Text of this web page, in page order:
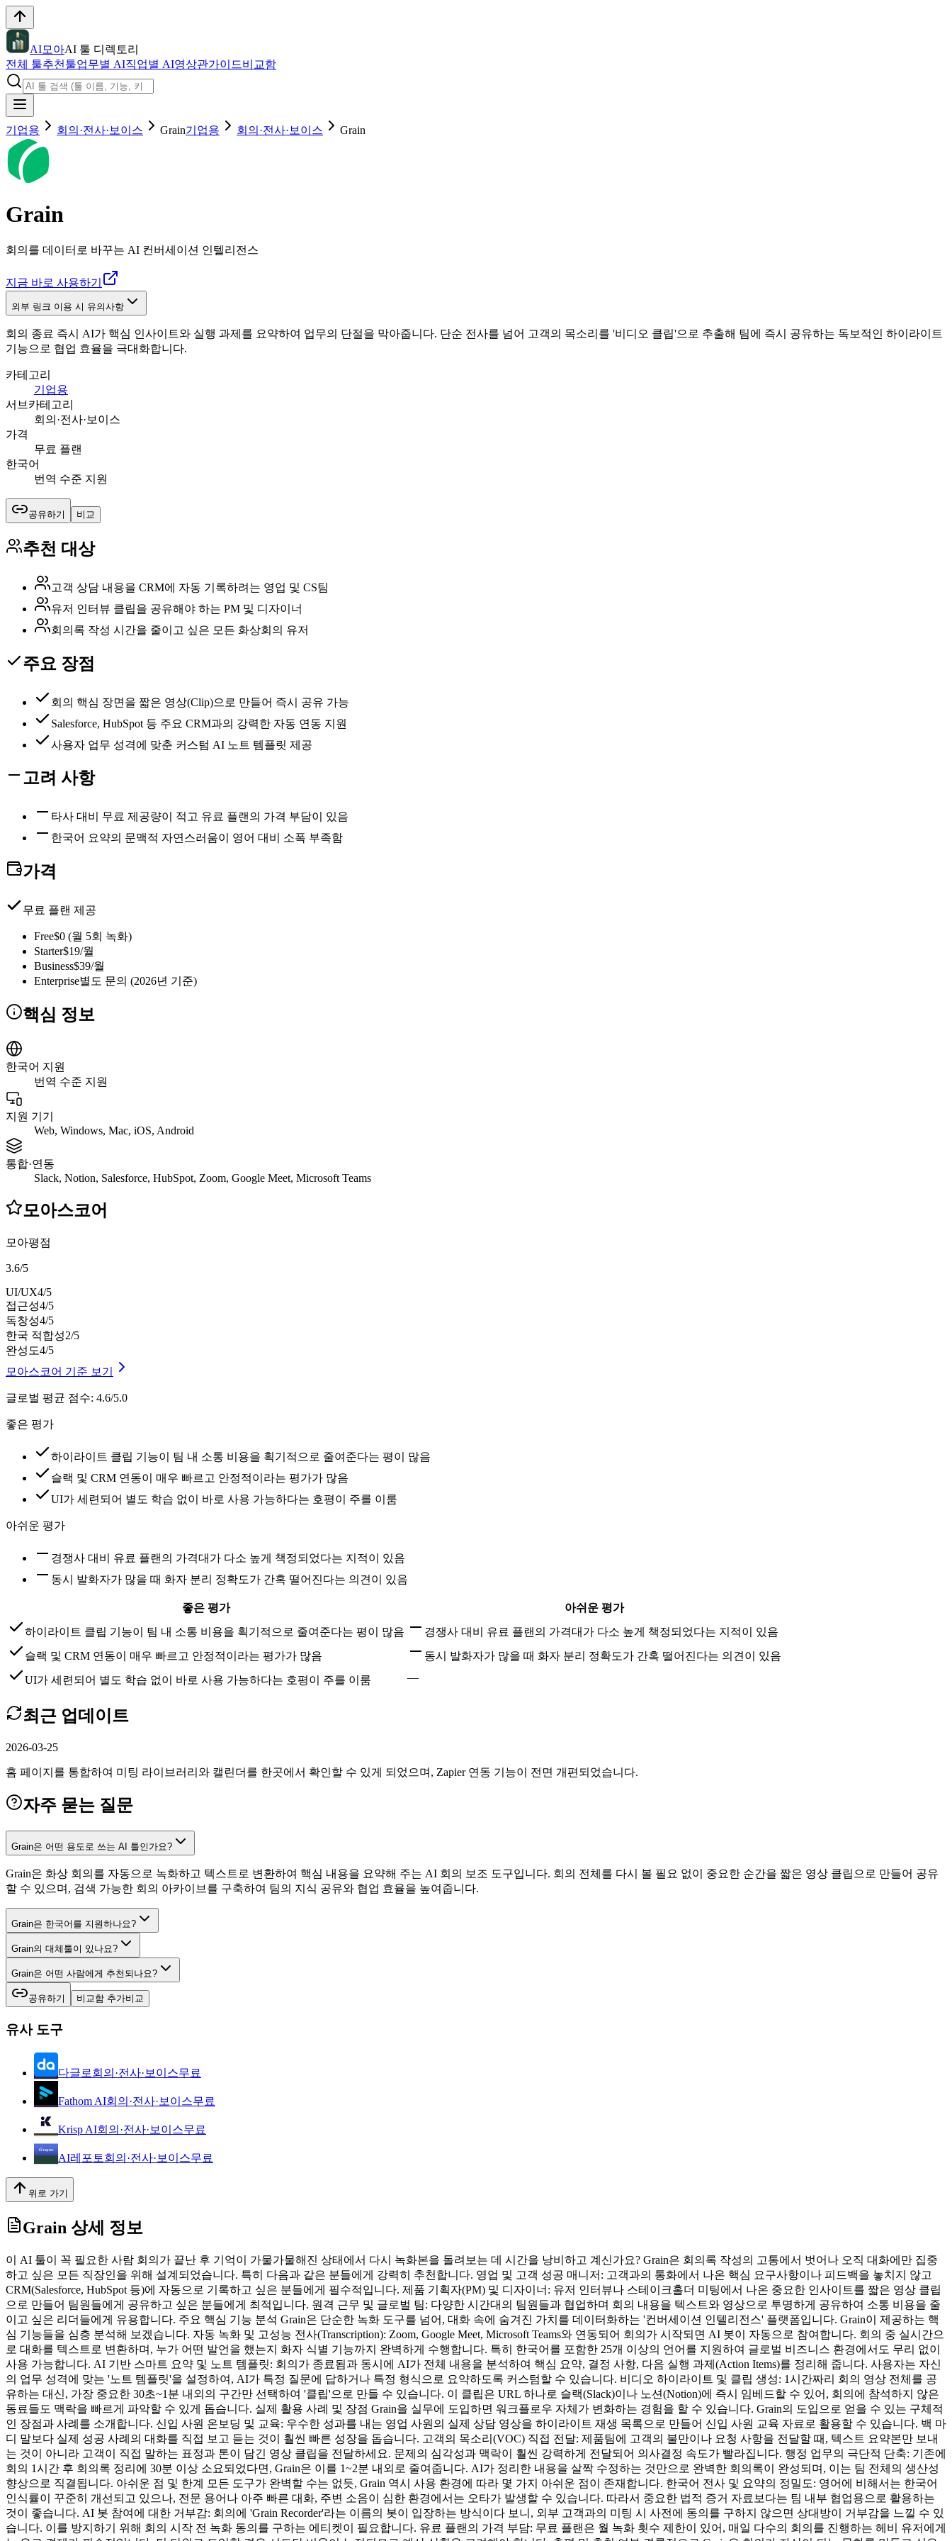
AI모아AI 툴 디렉토리
전체 툴추천툴업무별 AI직업별 AI영상관가이드비교함
기업용 회의·전사·보이스 Grain기업용 회의·전사·보이스 Grain
Grain
회의를 데이터로 바꾸는 AI 컨버세이션 인텔리전스
지금 바로 사용하기
외부 링크 이용 시 유의사항
회의 종료 즉시 AI가 핵심 인사이트와 실행 과제를 요약하여 업무의 단절을 막아줍니다. 단순 전사를 넘어 고객의 목소리를 '비디오 클립'으로 추출해 팀에 즉시 공유하는 독보적인 하이라이트
기능으로 협업 효율을 극대화합니다.
카테고리
기업용
서브카테고리
회의·전사·보이스
가격
무료 플랜
한국어
번역 수준 지원
공유하기 비교
추천 대상
고객 상담 내용을 CRM에 자동 기록하려는 영업 및 CS팀
유저 인터뷰 클립을 공유해야 하는 PM 및 디자이너
회의록 작성 시간을 줄이고 싶은 모든 화상회의 유저
주요 장점
회의 핵심 장면을 짧은 영상(Clip)으로 만들어 즉시 공유 가능
Salesforce, HubSpot 등 주요 CRM과의 강력한 자동 연동 지원
사용자 업무 성격에 맞춘 커스텀 AI 노트 템플릿 제공
고려 사항
타사 대비 무료 제공량이 적고 유료 플랜의 가격 부담이 있음
한국어 요약의 문맥적 자연스러움이 영어 대비 소폭 부족함
가격
무료 플랜 제공
Free$0 (월 5회 녹화)
Starter$19/월
Business$39/월
Enterprise별도 문의 (2026년 기준)
핵심 정보
한국어 지원
번역 수준 지원
지원 기기
Web, Windows, Mac, iOS, Android
통합·연동
Slack, Notion, Salesforce, HubSpot, Zoom, Google Meet, Microsoft Teams
모아스코어
모아평점
3.6/5
UI/UX4/5
접근성4/5
독창성4/5
한국 적합성2/5
완성도4/5
모아스코어 기준 보기
글로벌 평균 점수: 4.6/5.0
좋은 평가
하이라이트 클립 기능이 팀 내 소통 비용을 획기적으로 줄여준다는 평이 많음
슬랙 및 CRM 연동이 매우 빠르고 안정적이라는 평가가 많음
UI가 세련되어 별도 학습 없이 바로 사용 가능하다는 호평이 주를 이룸
아쉬운 평가
경쟁사 대비 유료 플랜의 가격대가 다소 높게 책정되었다는 지적이 있음
동시 발화자가 많을 때 화자 분리 정확도가 간혹 떨어진다는 의견이 있음
좋은 평가
아쉬운 평가
하이라이트 클립 기능이 팀 내 소통 비용을 획기적으로 줄여준다는 평이 많음
경쟁사 대비 유료 플랜의 가격대가 다소 높게 책정되었다는 지적이 있음
슬랙 및 CRM 연동이 매우 빠르고 안정적이라는 평가가 많음
동시 발화자가 많을 때 화자 분리 정확도가 간혹 떨어진다는 의견이 있음
UI가 세련되어 별도 학습 없이 바로 사용 가능하다는 호평이 주를 이룸
—
최근 업데이트
2026-03-25
홈 페이지를 통합하여 미팅 라이브러리와 캘린더를 한곳에서 확인할 수 있게 되었으며, Zapier 연동 기능이 전면 개편되었습니다.
자주 묻는 질문
Grain은 어떤 용도로 쓰는 AI 툴인가요?
Grain은 화상 회의를 자동으로 녹화하고 텍스트로 변환하여 핵심 내용을 요약해 주는 AI 회의 보조 도구입니다. 회의 전체를 다시 볼 필요 없이 중요한 순간을 짧은 영상 클립으로 만들어 공유
할 수 있으며, 검색 가능한 회의 아카이브를 구축하여 팀의 지식 공유와 협업 효율을 높여줍니다.
Grain은 한국어를 지원하나요?
Grain의 대체툴이 있나요?
Grain은 어떤 사람에게 추천되나요?
공유하기 비교함 추가비교
유사 도구
다글로회의·전사·보이스무료
Fathom AI회의·전사·보이스무료
Krisp AI회의·전사·보이스무료
AI레포토회의·전사·보이스무료
위로 가기
Grain 상세 정보
이 AI 툴이 꼭 필요한 사람 회의가 끝난 후 기억이 가물가물해진 상태에서 다시 녹화본을 돌려보는 데 시간을 낭비하고 계신가요? Grain은 회의록 작성의 고통에서 벗어나 오직 대화에만 집중
하고 싶은 모든 직장인을 위해 설계되었습니다. 특히 다음과 같은 분들에게 강력히 추천합니다. 영업 및 고객 성공 매니저: 고객과의 통화에서 나온 핵심 요구사항이나 피드백을 놓치지 않고
CRM(Salesforce, HubSpot 등)에 자동으로 기록하고 싶은 분들에게 필수적입니다. 제품 기획자(PM) 및 디자이너: 유저 인터뷰나 스테이크홀더 미팅에서 나온 중요한 인사이트를 짧은 영상 클립
으로 만들어 팀원들에게 공유하고 싶은 분들에게 최적입니다. 원격 근무 및 글로벌 팀: 다양한 시간대의 팀원들과 협업하며 회의 내용을 텍스트와 영상으로 투명하게 공유하여 소통 비용을 줄
이고 싶은 리더들에게 유용합니다. 주요 핵심 기능 분석 Grain은 단순한 녹화 도구를 넘어, 대화 속에 숨겨진 가치를 데이터화하는 '컨버세이션 인텔리전스' 플랫폼입니다. Grain이 제공하는 핵
심 기능들을 심층 분석해 보겠습니다. 자동 녹화 및 고성능 전사(Transcription): Zoom, Google Meet, Microsoft Teams와 연동되어 회의가 시작되면 AI 봇이 자동으로 참여합니다. 회의 중 실시간으
로 대화를 텍스트로 변환하며, 누가 어떤 발언을 했는지 화자 식별 기능까지 완벽하게 수행합니다. 특히 한국어를 포함한 25개 이상의 언어를 지원하여 글로벌 비즈니스 환경에서도 무리 없이
사용 가능합니다. AI 기반 스마트 요약 및 노트 템플릿: 회의가 종료됨과 동시에 AI가 전체 내용을 분석하여 핵심 요약, 결정 사항, 다음 실행 과제(Action Items)를 정리해 줍니다. 사용자는 자신
의 업무 성격에 맞는 '노트 템플릿'을 설정하여, AI가 특정 질문에 답하거나 특정 형식으로 요약하도록 커스텀할 수 있습니다. 비디오 하이라이트 및 클립 생성: 1시간짜리 회의 영상 전체를 공
유하는 대신, 가장 중요한 30초~1분 내외의 구간만 선택하여 '클립'으로 만들 수 있습니다. 이 클립은 URL 하나로 슬랙(Slack)이나 노션(Notion)에 즉시 임베드할 수 있어, 회의에 참석하지 않은
동료들도 맥락을 빠르게 파악할 수 있게 돕습니다. 실제 활용 사례 및 장점 Grain을 실무에 도입하면 워크플로우 자체가 변화하는 경험을 할 수 있습니다. Grain의 도입으로 얻을 수 있는 구체적
인 장점과 사례를 소개합니다. 신입 사원 온보딩 및 교육: 우수한 성과를 내는 영업 사원의 실제 상담 영상을 하이라이트 재생 목록으로 만들어 신입 사원 교육 자료로 활용할 수 있습니다. 백 마
디 말보다 실제 성공 사례의 대화를 직접 보고 듣는 것이 훨씬 빠른 성장을 돕습니다. 고객의 목소리(VOC) 직접 전달: 제품팀에 고객의 불만이나 요청 사항을 전달할 때, 텍스트 요약본만 보내
는 것이 아니라 고객이 직접 말하는 표정과 톤이 담긴 영상 클립을 전달하세요. 문제의 심각성과 맥락이 훨씬 강력하게 전달되어 의사결정 속도가 빨라집니다. 행정 업무의 극단적 단축: 기존에
회의 1시간 후 회의록 정리에 30분 이상 소요되었다면, Grain은 이를 1~2분 내외로 줄여줍니다. AI가 정리한 내용을 살짝 수정하는 것만으로 완벽한 회의록이 완성되며, 이는 팀 전체의 생산성
향상으로 직결됩니다. 아쉬운 점 및 한계 모든 도구가 완벽할 수는 없듯, Grain 역시 사용 환경에 따라 몇 가지 아쉬운 점이 존재합니다. 한국어 전사 및 요약의 정밀도: 영어에 비해서는 한국어
인식률이 꾸준히 개선되고 있으나, 전문 용어나 아주 빠른 대화, 주변 소음이 심한 환경에서는 오타가 발생할 수 있습니다. 따라서 중요한 법적 증거 자료보다는 팀 내부 협업용으로 활용하는
것이 좋습니다. AI 봇 참여에 대한 거부감: 회의에 'Grain Recorder'라는 이름의 봇이 입장하는 방식이다 보니, 외부 고객과의 미팅 시 사전에 동의를 구하지 않으면 상대방이 거부감을 느낄 수 있
습니다. 이를 방지하기 위해 회의 시작 전 녹화 동의를 구하는 에티켓이 필요합니다. 유료 플랜의 가격 부담: 무료 플랜은 월 녹화 횟수 제한이 있어, 매일 다수의 회의를 진행하는 헤비 유저에게